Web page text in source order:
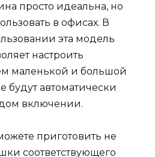
просто идеальна, но
в офисах. В
эта модель
настроить
маленькой и большой
будут автоматически
включении.
приготовить не
соответствующего